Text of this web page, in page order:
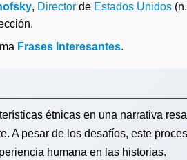
, Director de Estados Unidos
Frases Interesantes.
étnicas en una narrativa
A pesar de los desafíos, este
humana en las historias.